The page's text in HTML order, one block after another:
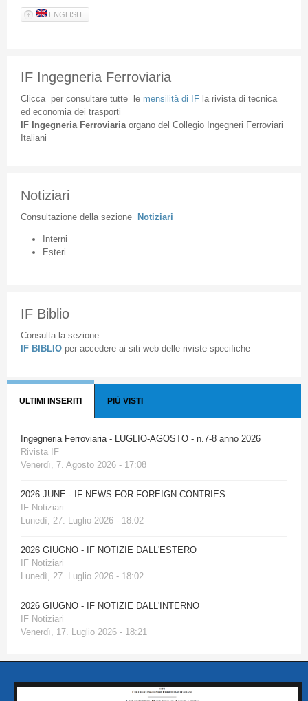
ENGLISH
IF Ingegneria Ferroviaria
Cliccaper consultare tuttele mensilità di IFla rivista di tecnica
ed economia dei trasporti
IF Ingegneria Ferroviaria organodel Collegio Ingegneri Ferroviari
Italiani
Notiziari
Consultazione della sezione Notiziari
Interni
Esteri
IF Biblio
Consulta la sezione
IF BIBLIO per accedere ai siti web delle riviste specifiche
ULTIMI INSERITI PIÙ VISTI
Ingegneria Ferroviaria - LUGLIO-AGOSTO - n.7-8 anno 2026
Rivista IF
Venerdì, 7. Agosto 2026 - 17:08
2026 JUNE - IF NEWS FOR FOREIGN CONTRIES
IF Notiziari
Lunedì, 27. Luglio 2026 - 18:02
2026 GIUGNO - IF NOTIZIE DALL'ESTERO
IF Notiziari
Lunedì, 27. Luglio 2026 - 18:02
2026 GIUGNO - IF NOTIZIE DALL'INTERNO
IF Notiziari
Venerdì, 17. Luglio 2026 - 18:21